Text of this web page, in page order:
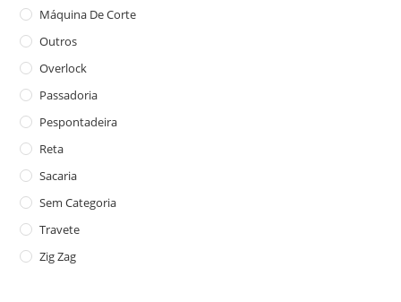
Máquina De Corte
Outros
Overlock
Passadoria
Pespontadeira
Reta
Sacaria
Sem Categoria
Travete
Zig Zag